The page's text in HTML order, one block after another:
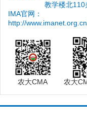
教学楼北110
IMA官网：
http://
农大CMA 农大